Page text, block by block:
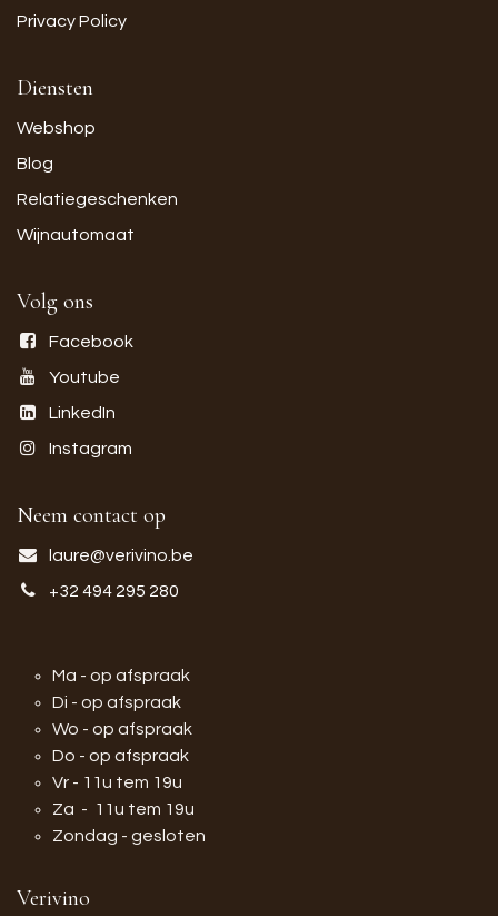
Privacy Policy
Diensten
Webshop
Blog
Relatiegeschenken
Wijnautomaat
Volg ons
Facebook
Youtube
LinkedIn
Instagram
Neem contact op
laure@verivino.be
+32 494 295 280
Ma - op afspraak
Di - op afspraak
Wo - op afspraak
Do - op afspraak
Vr - 11u tem 19u
Za - 11u tem 19u
Zondag - gesloten
Verivino